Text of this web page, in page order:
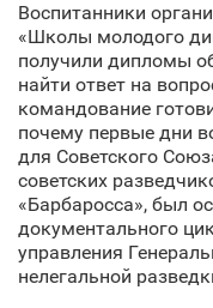
Воспитанники
«Школы молодого
получили дипломы
найти ответ на
командование
почему первые дни
для Советского
советских
«Барбаросса», был
документального
управления
нелегальной